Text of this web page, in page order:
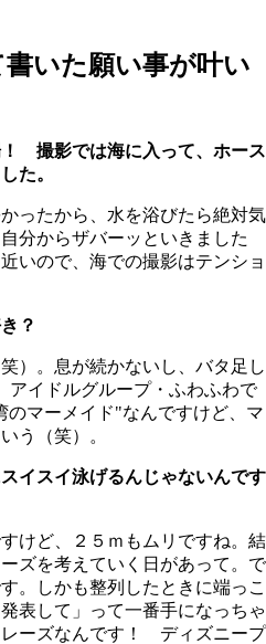
いた願い事が叶い
撮影では海に入って、ホース
た。
たから、水を浴びたら絶対気
分からザバーッといきました
いので、海での撮影はテンショ
？
）。息が続かないし、バタ足し
アイドルグループ・ふわふわで
マーメイド"なんですけど、マ
う（笑）。
スイ泳げるんじゃないんです
けど、２５ｍもムリですね。結
ズを考えていく日があって。で
。しかも整列したときに端っこ
表して」って一番手になっちゃ
ーズなんです！ ディズニープ